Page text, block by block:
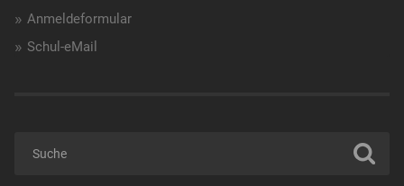
Anmeldeformular
Schul-eMail